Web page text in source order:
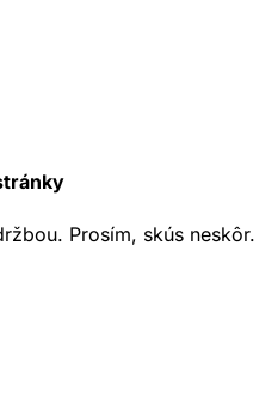
Prosím, skús neskôr.